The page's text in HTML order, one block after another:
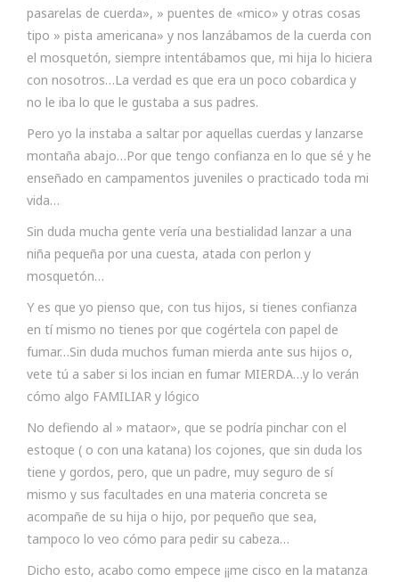
pasarelas de cuerda», » puentes de «mico» y otras cosas
tipo » pista americana» y nos lanzábamos de la cuerda con
el mosquetón, siempre intentábamos que, mi hija lo hiciera
con nosotros…La verdad es que era un poco cobardica y
no le iba lo que le gustaba a sus padres.
Pero yo la instaba a saltar por aquellas cuerdas y lanzarse
montaña abajo…Por que tengo confianza en lo que sé y he
enseñado en campamentos juveniles o practicado toda mi
vida…
Sin duda mucha gente vería una bestialidad lanzar a una
niña pequeña por una cuesta, atada con perlon y
mosquetón…
Y es que yo pienso que, con tus hijos, si tienes confianza
en tí mismo no tienes por que cogértela con papel de
fumar…Sin duda muchos fuman mierda ante sus hijos o,
vete tú a saber si los incian en fumar MIERDA…y lo verán
cómo algo FAMILIAR y lógico
No defiendo al » mataor», que se podría pinchar con el
estoque ( o con una katana) los cojones, que sin duda los
tiene y gordos, pero, que un padre, muy seguro de sí
mismo y sus facultades en una materia concreta se
acompañe de su hija o hijo, por pequeño que sea,
tampoco lo veo cómo para pedir su cabeza…
Dicho esto, acabo como empece ¡¡me cisco en la matanza